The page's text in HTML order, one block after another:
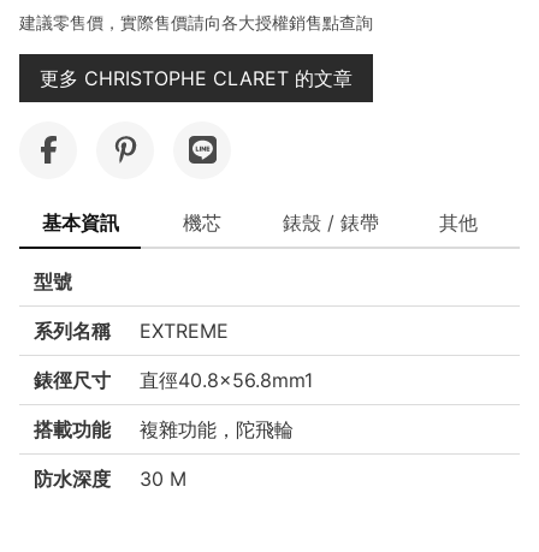
建議零售價，實際售價請向各大授權銷售點查詢
更多 CHRISTOPHE CLARET 的文章
基本資訊 機芯 錶殼 / 錶帶 其他
型號
系列名稱 EXTREME
錶徑尺寸 直徑40.8×56.8mm1
搭載功能 複雜功能，陀飛輪
防水深度 30 M